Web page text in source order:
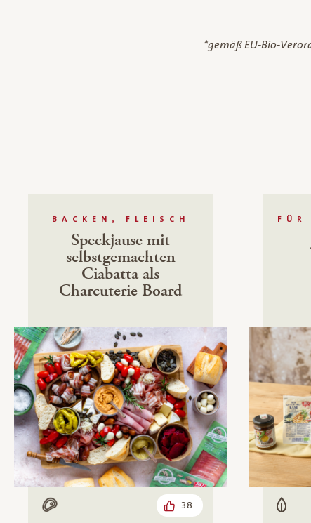
*gemäß EU-Bio-
BACKEN, FLEISCH
Speckjause mit
selbstgemachten
Ciabatta als
Charcuterie Board
Mit Fleisch 38